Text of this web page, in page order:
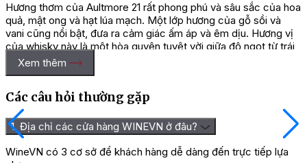
Hương thơm của Aultmore 21 rất phong phú và sâu sắc của hoa
quả, mật ong và hạt lúa mạch. Một lớp hương của gỗ sồi và
vani cũng nổi bật, đưa ra cảm giác ấm áp và êm dịu. Hương vị
của whisky này là một hòa quyện tuyệt vời giữa độ ngọt từ trái
cây chín và độ chát của gỗ sồi. Có sự xuất hiện của hạt tiêu và
gia vị, tạo nên một kết thúc hài hòa và dài lâu trên đầu lưỡi.
Xem thêm
Các câu hỏi thường gặp
1. Địa chỉ các cửa hàng WINEVN ở đâu?
WineVN có 3 cơ sở để khách hàng dễ dàng đến trực tiếp lựa